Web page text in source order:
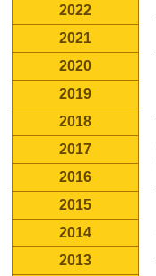
2022
2021
2020
2019
2018
2017
2016
2015
2014
2013